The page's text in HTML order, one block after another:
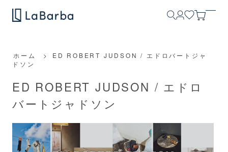
ホーム >
ED ROBERT JUDSON / エドロバートジャ
ドソン
ED ROBERT JUDSON / エドロ
バートジャドソン